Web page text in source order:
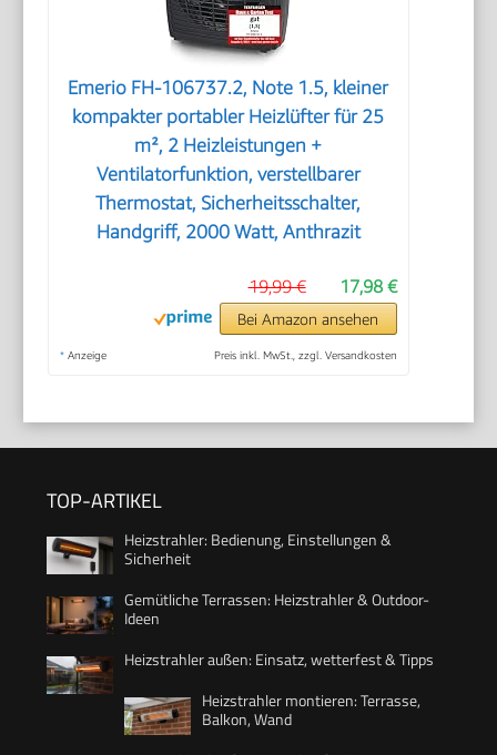
Emerio FH-106737.2, Note 1.5, kleiner
kompakter portabler Heizlüfter für 25
m², 2 Heizleistungen +
Ventilatorfunktion, verstellbarer
Thermostat, Sicherheitsschalter,
Handgriff, 2000 Watt, Anthrazit
17,98 €
19,99 €
Bei Amazon ansehen
* Anzeige Preis inkl. MwSt., zzgl. Versandkosten
TOP-ARTIKEL
Heizstrahler: Bedienung, Einstellungen &
Sicherheit
Gemütliche Terrassen: Heizstrahler & Outdoor-
Ideen
Heizstrahler außen: Einsatz, wetterfest & Tipps
Heizstrahler montieren: Terrasse,
Balkon, Wand